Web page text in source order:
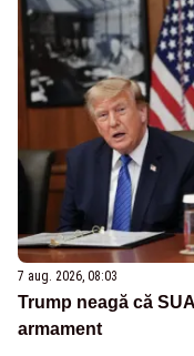
7 aug. 2026, 08:03
Trump neagă că
armament